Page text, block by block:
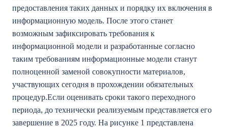
предоставления таких данных и порядку их включения в
информационную модель. После этого станет
возможным зафиксировать требования к
информационной модели и разработанные согласно
таким требованиям информационные модели станут
полноценной заменой совокупности материалов,
участвующих сегодня в прохождении обязательных
процедур.Если оценивать сроки такого переходного
периода, до технически реализуемым представляется его
завершение в 2025 году. На рисунке 1 представлена